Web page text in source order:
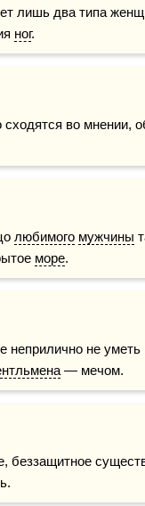
лишь два типа
ног.
во мнении,
любимого мужчины
море.
неприлично не уметь
— мечом.